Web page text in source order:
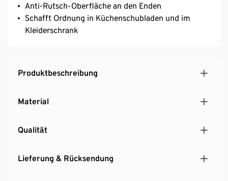
Anti-Rutsch-Oberfläche an den Enden
Schafft Ordnung in Küchenschubladen und im
Kleiderschrank
Produktbeschreibung
Material
Qualität
Lieferung & Rücksendung